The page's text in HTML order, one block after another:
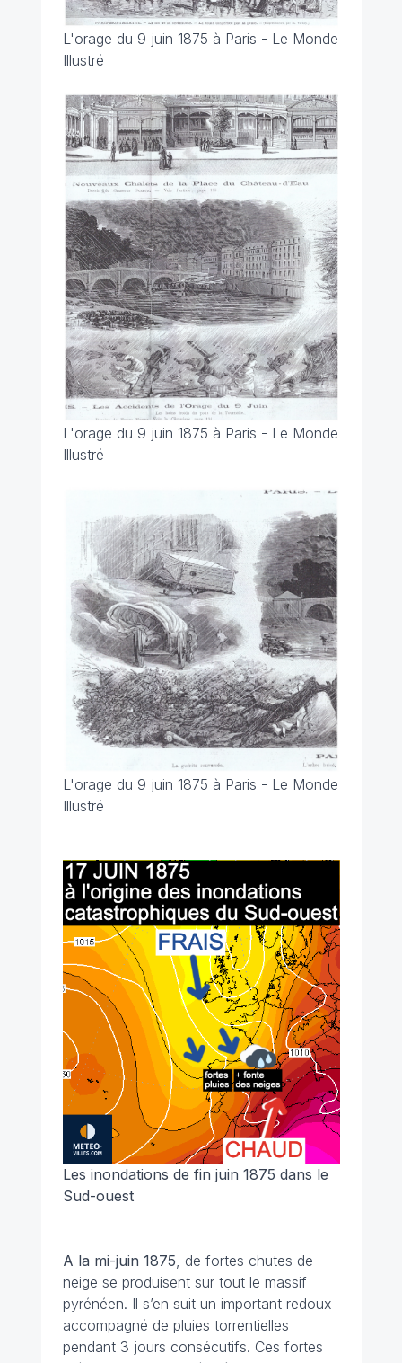
L'orage du 9 juin 1875 à Paris - Le Monde
Illustré
L'orage du 9 juin 1875 à Paris - Le Monde
Illustré
L'orage du 9 juin 1875 à Paris - Le Monde
Illustré
Les inondations de fin juin 1875 dans le
Sud-ouest
A la mi-juin 1875 , de fortes chutes de
neige se produisent sur tout le massif
pyrénéen. Il s’en suit un important redoux
accompagné de pluies torrentielles
pendant 3 jours consécutifs. Ces fortes